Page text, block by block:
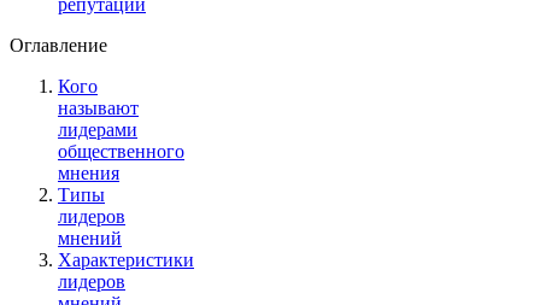
Оглавление
Кого
называют
лидерами
общественного
мнения
Типы
лидеров
мнений
Характеристики
лидеров